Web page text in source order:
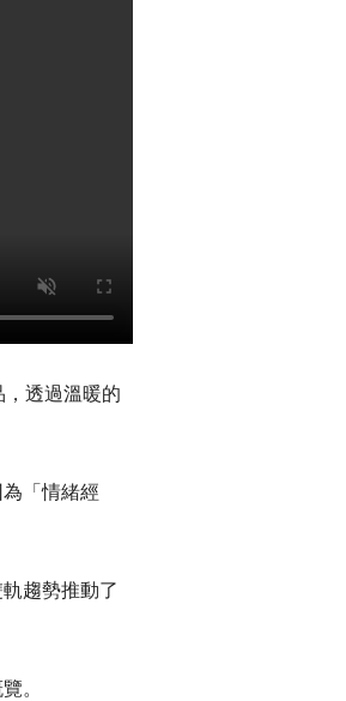
透過溫暖的
「情緒經
趨勢推動了
。